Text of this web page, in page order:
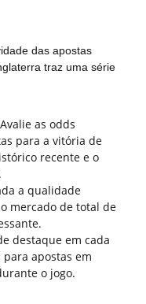
das apostas
traz uma série
Avalie as odds
para a vitória de
recente e o
a qualidade
mercado de total de
destaque em cada
apostas em
o jogo.